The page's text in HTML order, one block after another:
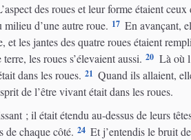
des roues et leur forme étaient
d’une autre roue. 17 En avançant,
les jantes des quatre roues étaient
les roues s’élevaient aussi. 20 Là où
dans les roues. 21 Quand ils allaient,
de l’être vivant était dans les roues.
; il était étendu au-dessus de leurs
de chaque côté. 24 Et j’entendis le bruit